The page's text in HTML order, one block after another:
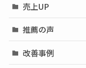
売上UP
推薦の声
改善事例